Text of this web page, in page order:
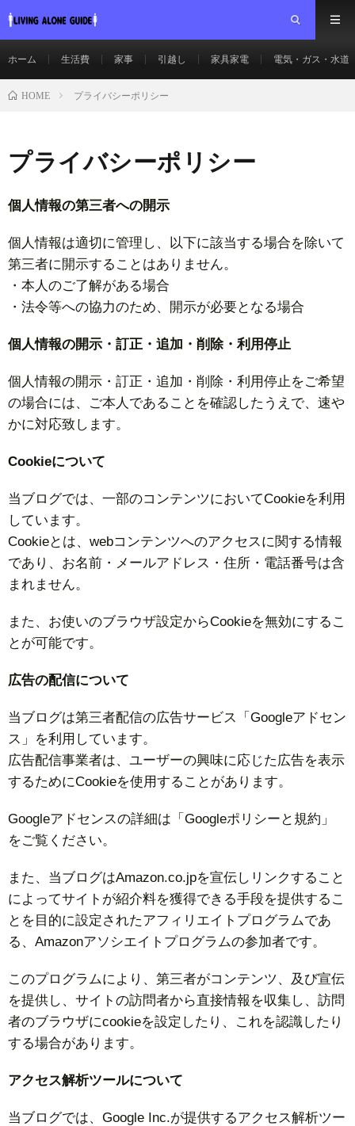
ホーム 生活費 家事 引越し 家具家電 電気・ガス・水道
HOME プライバシーポリシー
プライバシーポリシー
個人情報の第三者への開示
個人情報は適切に管理し、以下に該当する場合を除いて
第三者に開示することはありません。
・本人のご了解がある場合
・法令等への協力のため、開示が必要となる場合
個人情報の開示・訂正・追加・削除・利用停止
個人情報の開示・訂正・追加・削除・利用停止をご希望
の場合には、ご本人であることを確認したうえで、速や
かに対応致します。
Cookieについて
当ブログでは、一部のコンテンツにおいてCookieを利用
しています。
Cookieとは、webコンテンツへのアクセスに関する情報
であり、お名前・メールアドレス・住所・電話番号は含
まれません。
また、お使いのブラウザ設定からCookieを無効にするこ
とが可能です。
広告の配信について
当ブログは第三者配信の広告サービス「Googleアドセン
ス」を利用しています。
広告配信事業者は、ユーザーの興味に応じた広告を表示
するためにCookieを使用することがあります。
Googleアドセンスの詳細は「Googleポリシーと規約」
をご覧ください。
また、当ブログはAmazon.co.jpを宣伝しリンクすること
によってサイトが紹介料を獲得できる手段を提供するこ
とを目的に設定されたアフィリエイトプログラムであ
る、Amazonアソシエイトプログラムの参加者です。
このプログラムにより、第三者がコンテンツ、及び宣伝
を提供し、サイトの訪問者から直接情報を収集し、訪問
者のブラウザにcookieを設定したり、これを認識したり
する場合があります。
アクセス解析ツールについて
当ブログでは、Google Inc.が提供するアクセス解析ツー